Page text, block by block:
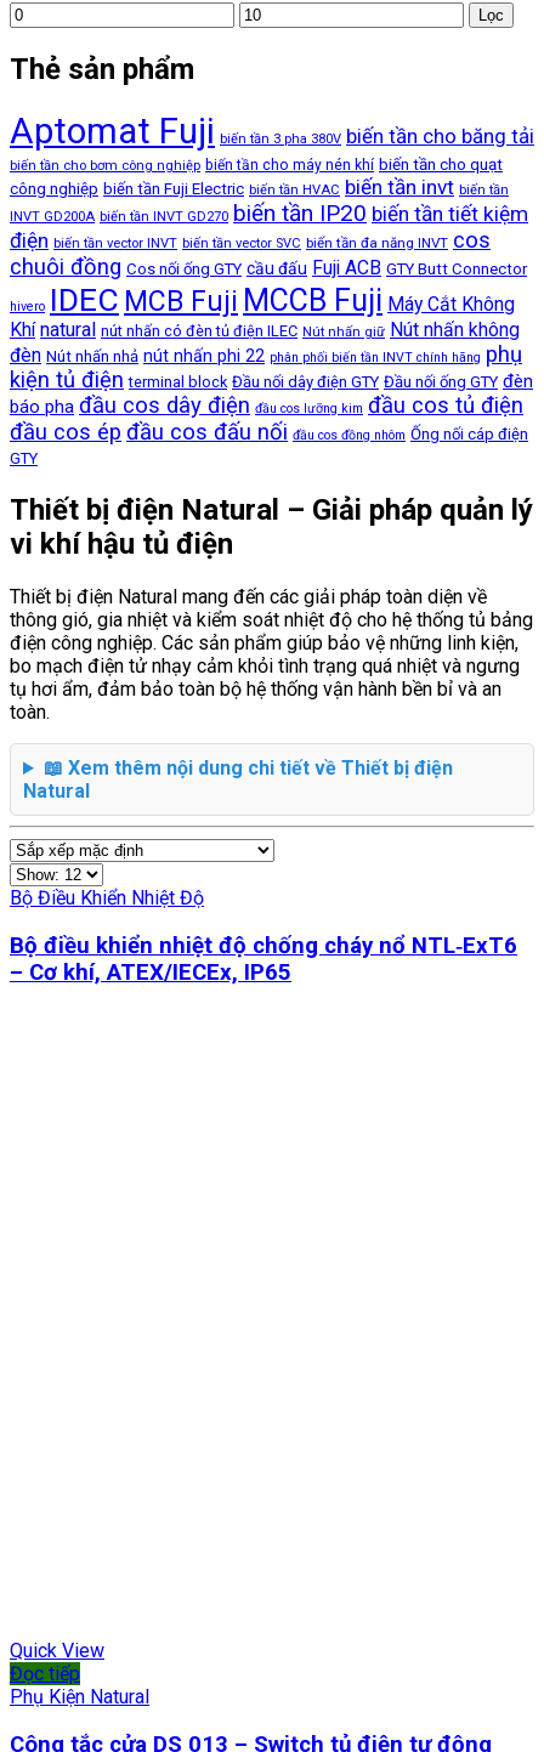
Giá
thiểu
Giá
Lọc
Thẻ sản phẩm
Aptomat Fuji biến tần 3 pha 380V biến tần cho băng tải
biến tần cho bơm công nghiệp biến tần cho máy nén khí biến tần cho quạt
công nghiệp biến tần Fuji Electric biến tần HVAC biến tần invt biến tần
INVT GD200A biến tần INVT GD270 biến tần IP20 biến tần tiết kiệm
điện biến tần vector INVT biến tần vector SVC biến tần đa năng INVT cos
chuôi đồng Cos nối ống GTY cầu đấu Fuji ACB GTY Butt Connector
hivero IDEC MCB Fuji MCCB Fuji Máy Cắt Không
Khí natural nút nhấn có đèn tủ điện ILEC Nút nhấn giữ Nút nhấn không
đèn Nút nhấn nhả nút nhấn phi 22 phân phối biến tần INVT chính hãng phụ
kiện tủ điện terminal block Đầu nối dây điện GTY Đầu nối ống GTY đèn
báo pha đầu cos dây điện đầu cos lưỡng kim đầu cos tủ điện
đầu cos ép đầu cos đấu nối đầu cos đồng nhôm Ống nối cáp điện
GTY
Thiết bị điện Natural – Giải pháp quản lý
vi khí hậu tủ điện
Thiết bị điện Natural mang đến các giải pháp toàn diện về
thông gió, gia nhiệt và kiểm soát nhiệt độ cho hệ thống tủ bảng
điện công nghiệp. Các sản phẩm giúp bảo vệ những linh kiện,
bo mạch điện tử nhạy cảm khỏi tình trạng quá nhiệt và ngưng
tụ hơi ẩm, đảm bảo toàn bộ hệ thống vận hành bền bỉ và an
toàn.
📖 Xem thêm nội dung chi tiết về Thiết bị điện
Natural
Bộ Điều Khiển Nhiệt Độ
Bộ điều khiển nhiệt độ chống cháy nổ NTL‑ExT6
– Cơ khí, ATEX/IECEx, IP65
Quick View
Đọc tiếp
Phụ Kiện Natural
Công tắc cửa DS 013 – Switch tủ điện tự động